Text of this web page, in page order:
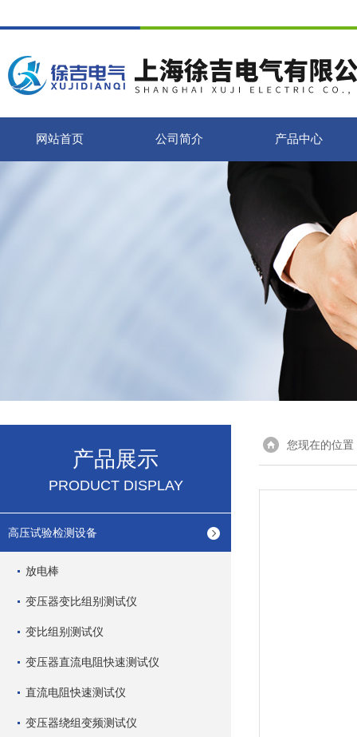
网站首页 公司简介 产品中心
产品展示
PRODUCT DISPLAY
高压试验检测设备
放电棒
变压器变比组别测试仪
变比组别测试仪
变压器直流电阻快速测试仪
直流电阻快速测试仪
变压器绕组变频测试仪
您现在的位置